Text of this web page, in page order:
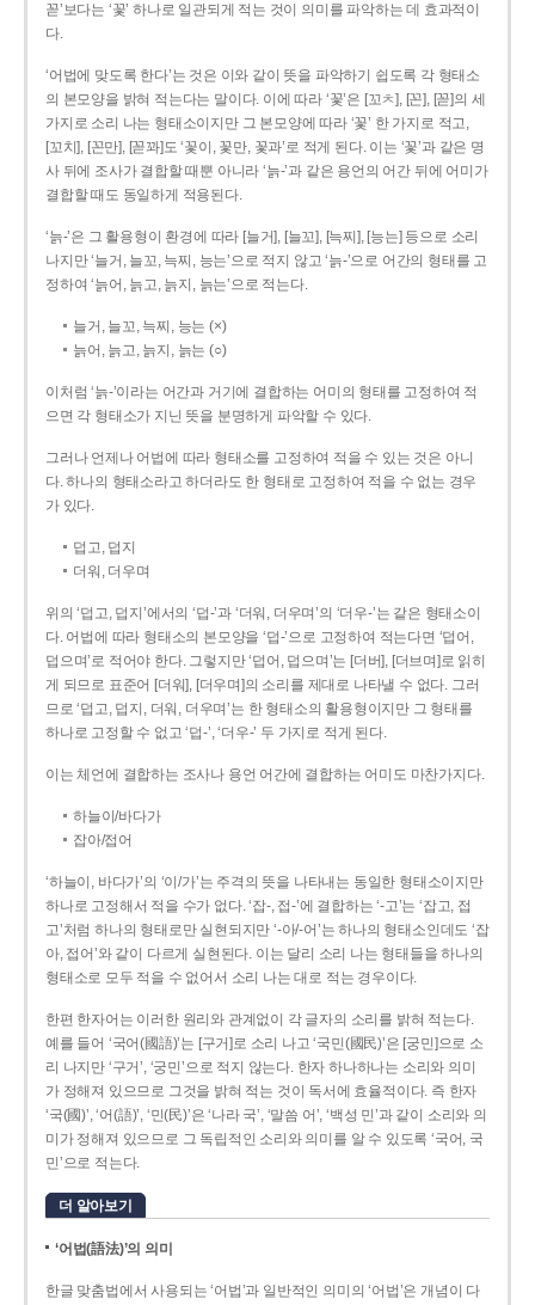
꼳’보다는 ‘꽃’ 하나로 일관되게 적는 것이 의미를 파악하는 데 효과적이
다.
‘어법에 맞도록 한다’는 것은 이와 같이 뜻을 파악하기 쉽도록 각 형태소
의 본모양을 밝혀 적는다는 말이다. 이에 따라 ‘꽃’은 [꼬ㅊ], [꼰], [꼳]의 세
가지로 소리 나는 형태소이지만 그 본모양에 따라 ‘꽃’ 한 가지로 적고,
[꼬치], [꼰만], [꼳꽈]도 ‘꽃이, 꽃만, 꽃과’로 적게 된다. 이는 ‘꽃’과 같은 명
사 뒤에 조사가 결합할 때뿐 아니라 ‘늙-’과 같은 용언의 어간 뒤에 어미가
결합할 때도 동일하게 적용된다.
‘늙-’은 그 활용형이 환경에 따라 [늘거], [늘꼬], [늑찌], [능는] 등으로 소리
나지만 ‘늘거, 늘꼬, 늑찌, 능는’으로 적지 않고 ‘늙-’으로 어간의 형태를 고
정하여 ‘늙어, 늙고, 늙지, 늙는’으로 적는다.
늘거, 늘꼬, 늑찌, 능는 (×)
늙어, 늙고, 늙지, 늙는 (○)
이처럼 ‘늙-­’이라는 어간과 거기에 결합하는 어미의 형태를 고정하여 적
으면 각 형태소가 지닌 뜻을 분명하게 파악할 수 있다.
그러나 언제나 어법에 따라 형태소를 고정하여 적을 수 있는 것은 아니
다. 하나의 형태소라고 하더라도 한 형태로 고정하여 적을 수 없는 경우
가 있다.
덥고, 덥지
더워, 더우며
위의 ‘덥고, 덥지’에서의 ‘덥-­’과 ‘더워, 더우며’의 ‘더우-­’는 같은 형태소이
다. 어법에 따라 형태소의 본모양을 ‘덥-­’으로 고정하여 적는다면 ‘덥어,
덥으며’로 적어야 한다. 그렇지만 ‘덥어, 덥으며’는 [더버], [더브며]로 읽히
게 되므로 표준어 [더워], [더우며]의 소리를 제대로 나타낼 수 없다. 그러
므로 ‘덥고, 덥지, 더워, 더우며’는 한 형태소의 활용형이지만 그 형태를
하나로 고정할 수 없고 ‘덥-’, ‘더우-’ 두 가지로 적게 된다.
이는 체언에 결합하는 조사나 용언 어간에 결합하는 어미도 마찬가지다.
하늘이/바다가
잡아/접어
‘하늘이, 바다가’의 ‘이/가’는 주격의 뜻을 나타내는 동일한 형태소이지만
하나로 고정해서 적을 수가 없다. ‘잡-, 접-’에 결합하는 ‘-고’는 ‘잡고, 접
고’처럼 하나의 형태로만 실현되지만 ‘-아/-어’는 하나의 형태소인데도 ‘잡
아, 접어’와 같이 다르게 실현된다. 이는 달리 소리 나는 형태들을 하나의
형태소로 모두 적을 수 없어서 소리 나는 대로 적는 경우이다.
한편 한자어는 이러한 원리와 관계없이 각 글자의 소리를 밝혀 적는다.
예를 들어 ‘국어(國語)’는 [구거]로 소리 나고 ‘국민(國民)’은 [궁민]으로 소
리 나지만 ‘구거’, ‘궁민’으로 적지 않는다. 한자 하나하나는 소리와 의미
가 정해져 있으므로 그것을 밝혀 적는 것이 독서에 효율적이다. 즉 한자
‘국(國)’, ‘어(語)’, ‘민(民)’은 ‘나라 국’, ‘말씀 어’, ‘백성 민’과 같이 소리와 의
미가 정해져 있으므로 그 독립적인 소리와 의미를 알 수 있도록 ‘국어, 국
민’으로 적는다.
더 알아보기
‘어법(語法)’의 의미
한글 맞춤법에서 사용되는 ‘어법’과 일반적인 의미의 ‘어법’은 개념이 다